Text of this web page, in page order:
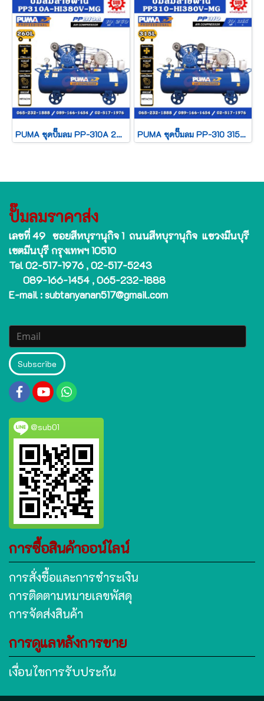
PUMA ชุดปั๊มลม PP-310A 260L 3 สูบ + มอเตอร์ 10HP 380V HITACHI มีเม็กเนติก PUMA ชุดปั๊มลม PP-310 315L 3 สูบ + มอเตอร์ 10HP 380V HITACHI มีเม็กเนติก
ปั๊มลมราคาส่ง
เลขที่ 49 ซอยสีหบุรานุกิจ 1 ถนนสีหบุรานุกิจ แขวงมีนบุรี
เขตมีนบุรี กรุงเทพฯ 10510
Tel 02-517-1976 , 02-517-5243
089-166-1454 , 065-232-1888
E-mail : subtanyanan517@gmail.com
Subscribe
@sub01
การซื้อสินค้าออน์ไลน์
การสั่งซื้อและการชำระเงิน
การติดตามหมายเลขพัสดุ
การจัดส่งสินค้า
การดูแลหลังการขาย
เงื่อนไขการรับประกัน